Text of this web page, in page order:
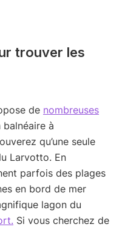
trouver les
de nombreuses
balnéaire à
qu’une seule
Larvotto. En
parfois des plages
en bord de mer
lagon du
Si vous cherchez de